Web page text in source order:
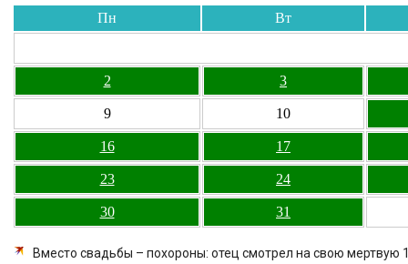
Пн Вт
2 3
9 10
16 17
23 24
30 31
Вместо свадьбы – похороны: отец смотрел на свою